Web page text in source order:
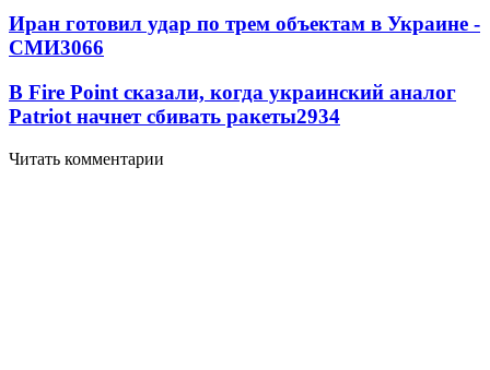
Иран готовил удар по трем объектам в Украине -
СМИ3066
В Fire Point сказали, когда украинский аналог
Patriot начнет сбивать ракеты2934
Читать комментарии